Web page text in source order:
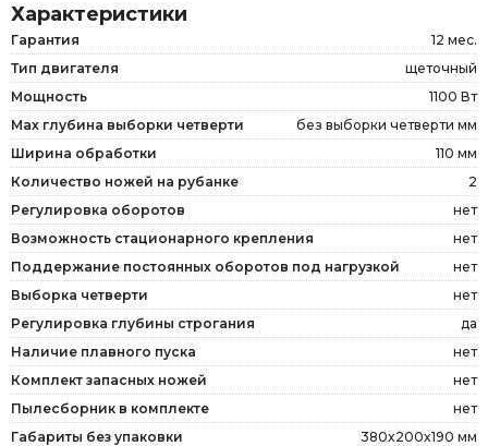
Характеристики
Гарантия
12 мес.
Тип двигателя
щеточный
Мощность
1100 Вт
Мах глубина выборки четверти
без выборки четверти мм
Ширина обработки
110 мм
Количество ножей на рубанке
2
Регулировка оборотов
нет
Возможность стационарного крепления
нет
Поддержание постоянных оборотов под нагрузкой
нет
Выборка четверти
нет
Регулировка глубины строгания
да
Наличие плавного пуска
нет
Комплект запасных ножей
нет
Пылесборник в комплекте
нет
Габариты без упаковки
380x200x190 мм